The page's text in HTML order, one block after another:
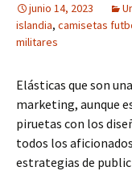
junio 14, 2023
islandia, camisetas
militares
Elásticas que son
marketing, aunque
piruetas con los
todos los
estrategias de